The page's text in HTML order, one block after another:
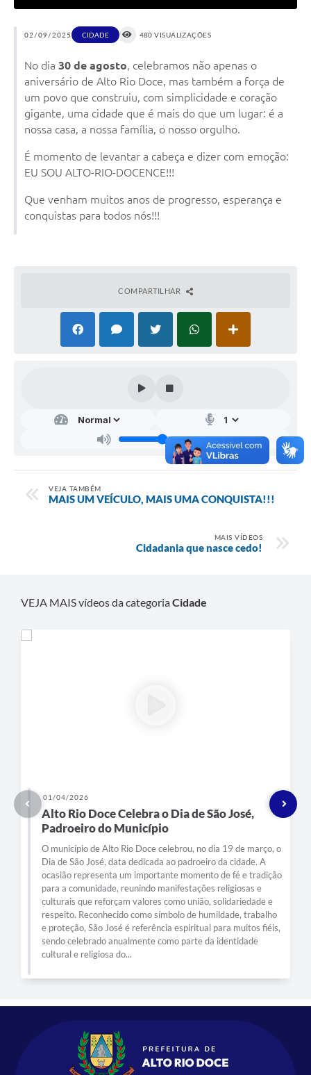
02/09/2025 CIDADE 480 VISUALIZAÇÕES
No dia 30 de agosto, celebramos não apenas o
aniversário de Alto Rio Doce, mas também a força de
um povo que construiu, com simplicidade e coração
gigante, uma cidade que é mais do que um lugar: é a
nossa casa, a nossa família, o nosso orgulho.
É momento de levantar a cabeça e dizer com emoção:
EU SOU ALTO-RIO-DOCENCE!!!
Que venham muitos anos de progresso, esperança e
conquistas para todos nós!!!
COMPARTILHAR
VEJA TAMBÉM
MAIS UM VEÍCULO, MAIS UMA CONQUISTA!!!
MAIS VÍDEOS
Cidadania que nasce cedo!
VEJA MAIS vídeos da categoriaCidade
01/04/2026
Alto Rio Doce Celebra o Dia de São José,
Padroeiro do Município
O município de Alto Rio Doce celebrou, no dia 19 de março, o
Dia de São José, data dedicada ao padroeiro da cidade. A
ocasião representa um importante momento de fé e tradição
para a comunidade, reunindo manifestações religiosas e
culturais que reforçam valores como união, solidariedade e
respeito. Reconhecido como símbolo de humildade, trabalho
e proteção, São José é referência espiritual para muitos fiéis,
sendo celebrado anualmente como parte da identidade
cultural e religiosa do...